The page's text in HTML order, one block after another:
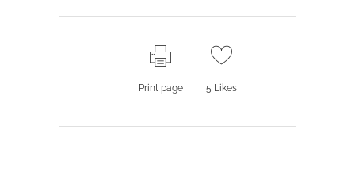
Print page 5 Likes